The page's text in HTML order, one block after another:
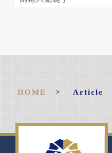
HOME > Article